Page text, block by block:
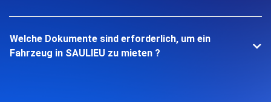
Welche Dokumente sind erforderlich, um ein
Fahrzeug in SAULIEU zu mieten ?